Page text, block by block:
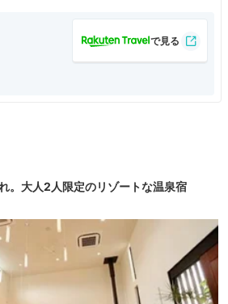
。大人2人限定のリゾートな温泉宿